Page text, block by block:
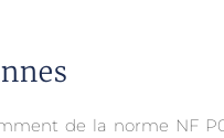
de la norme NF